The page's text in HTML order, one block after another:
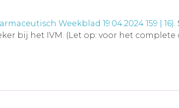
Weekblad 19.04.2024 159 | 16).
bij het IVM. (Let op: voor het